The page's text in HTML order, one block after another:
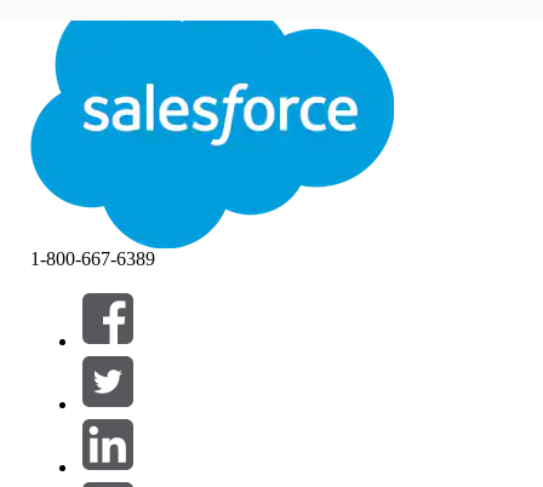
Avslutt Avslutt
Filtre (0)
VELG FILTRE
Produktområde
1-800-667-6389